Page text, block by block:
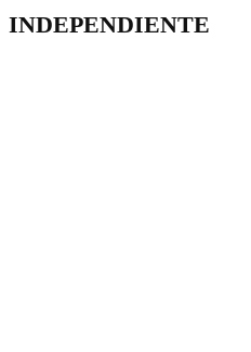
INDEPENDIENTE